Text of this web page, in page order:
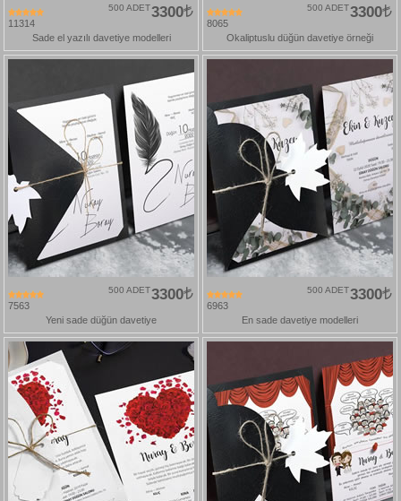
11314
3300
500 ADET
Sade el yazılı davetiye modelleri
8065
3300
500 ADET
Okaliptuslu düğün davetiye örneği
7563
3300
500 ADET
Yeni sade düğün davetiye
6963
3300
500 ADET
En sade davetiye modelleri